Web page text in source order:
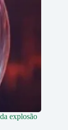
explosão